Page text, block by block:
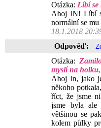
Otázka: Líbí se
Ahoj IN! Líbí
normální se
18.1.2018
Odpověď:
Otázka:
myslí na
Ahoj In, jako
někoho
říct, že jsme
jsme byla ale
většinou se
kolem půlky